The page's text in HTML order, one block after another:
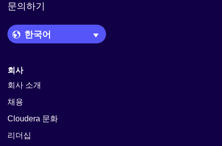
문의하기
Language Picker
회사
회사 소개
채용
Cloudera 문화
리더십